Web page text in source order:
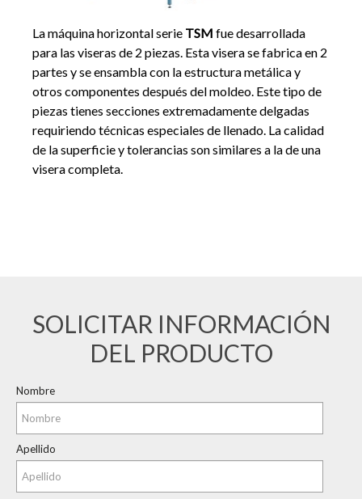
La máquina horizontal serie TSM fue desarrollada
para las viseras de 2 piezas . Esta visera se fabrica en 2
partes y se ensambla con la estructura metálica y
otros componentes después del moldeo. Este tipo de
piezas tienes secciones extremadamente delgadas
requiriendo técnicas especiales de llenado. La calidad
de la superficie y tolerancias son similares a la de una
visera completa.
SOLICITAR INFORMACIÓN
DEL PRODUCTO
Nombre
Apellido